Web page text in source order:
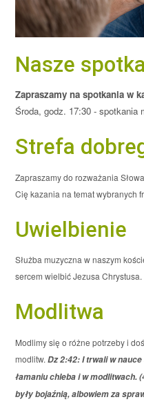
Nasze
Zapraszamy na spotkania w
Środa, godz. 17:30 - spotkania
Strefa
Zapraszamy do rozważania
Cię kazania na temat wybranych
Uwielbienie
Służba muzyczna w naszym
sercem wielbić Jezusa Chrystusa.
Modlitwa
Modlimy się o różne potrzeby i
modlitw. Dz 2:42: I trwali w
łamaniu chleba i w modlitwach.
były bojaźnią, albowiem za